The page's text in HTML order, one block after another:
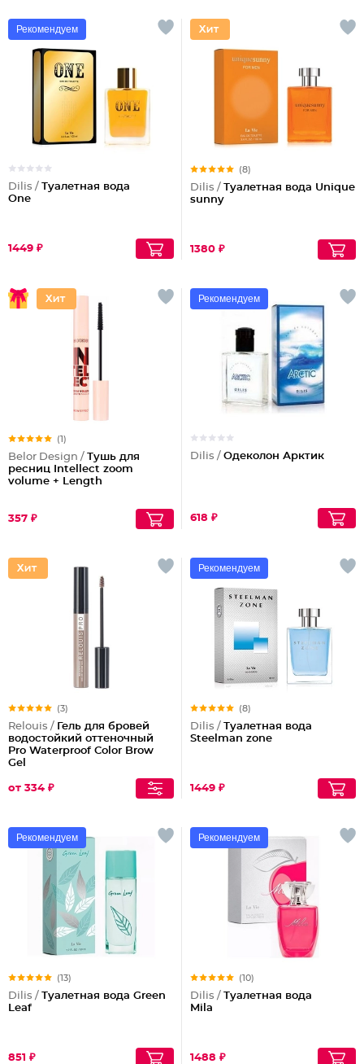
Рекомендуем
Dilis / Туалетная вода
One
1449 ₽
(8)
Dilis / Туалетная вода Unique
sunny
1380 ₽
(1)
Belor Design / Тушь для
ресниц Intellect zoom
volume + Length
357 ₽
Рекомендуем
Dilis / Одеколон Арктик
618 ₽
(3)
Relouis / Гель для бровей
водостойкий оттеночный
Pro Waterproof Color Brow
Gel
от 334 ₽
Рекомендуем
(8)
Dilis / Туалетная вода
Steelman zone
1449 ₽
Рекомендуем
(13)
Dilis / Туалетная вода Green
Leaf
851 ₽
Рекомендуем
(10)
Dilis / Туалетная вода
Mila
1488 ₽